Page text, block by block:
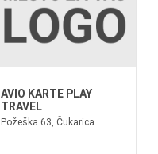
AVIO KARTE PLAY
TRAVEL
Požeška 63, Čukarica